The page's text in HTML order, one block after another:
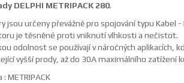
DELPHI METRIPACK 280.
jsou určeny převážně pro spojování typu Kabel
je těsněné proti vniknutí vlhkosti a nečistot.
odolnost se používají v náročných aplikacích,
vyšší prody, až do 30A maximálního zatížení
: METRIPACK